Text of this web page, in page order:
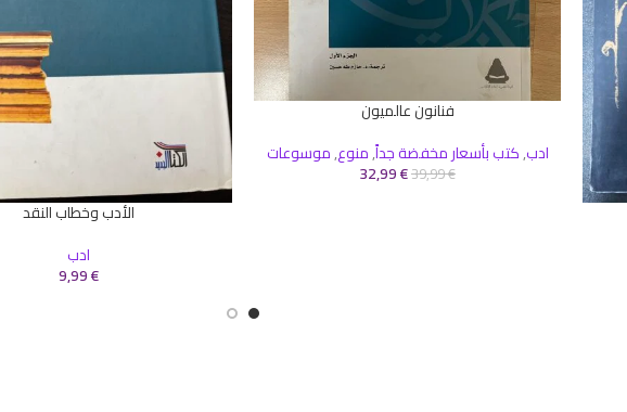
فنانون عالميون
ادب,كتب بأسعار مخفضة جداً,منوع,موسوعات
39,99€
32,99€
الأدب وخطاب النقد
ادب
9,99€